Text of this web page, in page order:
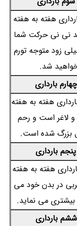
هفته به هفته
نی نی حرکت شما
زود متوجه تورم
شد.
هفته به هفته
و لاغر است و رحم
بزرگ شده است.
هفته به هفته
در بدن خود می
می نماید.